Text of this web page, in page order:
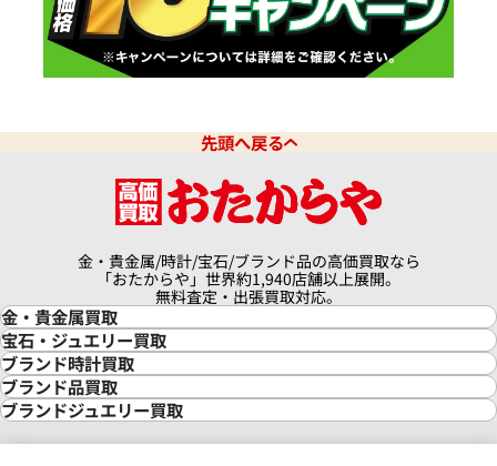
先頭へ戻る
金・貴金属/時計/宝石/ブランド品の高価買取なら
「おたからや」世界約1,940店舗以上展開。
無料査定・出張買取対応。
金・貴金属買取
金買取
金の相場価格情報
金の参考買取価格一覧
インゴット買取
インゴットの相場価格情報
24金買取
宝石・ジュエリー買取
宝石・ジュエリー買取
ダイヤモンド買取
ダイヤモンド・宝石の参考価格一覧
リング・結婚指輪買取
エメラルド買取
ブランド時計買取
時計買取
ロレックス買取
ロレックス デイトナ買取
ロレックス サブマリーナー買取
ブランド品買取
ブランド買取
ブランドジュエリー買取